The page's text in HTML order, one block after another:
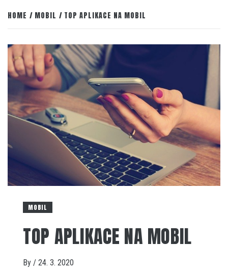
HOME MOBIL TOP APLIKACE NA MOBIL
MOBIL
TOP APLIKACE NA MOBIL
By / 24. 3. 2020